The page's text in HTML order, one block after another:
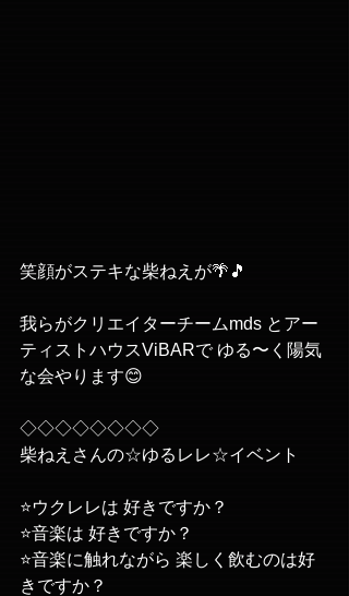
笑顔がステキな柴ねえが🌴🎵
我らがクリエイターチームmds とアー
ティストハウスViBARで ゆる〜く陽気
な会やります😊
◇◇◇◇◇◇◇◇
柴ねえさんの☆ゆるレレ☆イベント
⭐️ウクレレは 好きですか？
⭐️音楽は 好きですか？
⭐️音楽に触れながら 楽しく飲むのは好
きですか？